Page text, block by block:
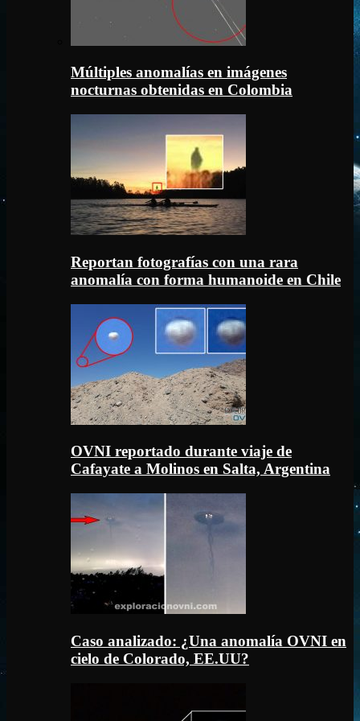
Múltiples anomalías en imágenes
nocturnas obtenidas en Colombia
Reportan fotografías con una rara
anomalía con forma humanoide en Chile
OVNI reportado durante viaje de
Cafayate a Molinos en Salta, Argentina
Caso analizado: ¿Una anomalía OVNI en
cielo de Colorado, EE.UU?